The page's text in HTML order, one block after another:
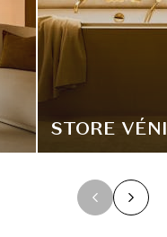
STORE